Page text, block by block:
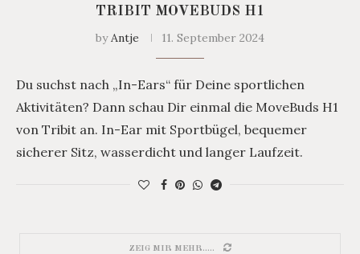
TRIBIT MOVEBUDS H1
byAntje 11. September 2024
Du suchst nach „In-Ears“ für Deine sportlichen
Aktivitäten? Dann schau Dir einmal die MoveBuds H1
von Tribit an. In-Ear mit Sportbügel, bequemer
sicherer Sitz, wasserdicht und langer Laufzeit.
ZEIG MIR MEHR.....